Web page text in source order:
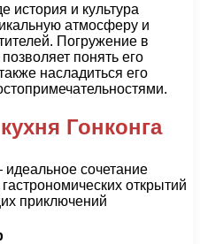
история и культура
атмосферу и
Погружение в
понять его
насладиться его
Гонконга